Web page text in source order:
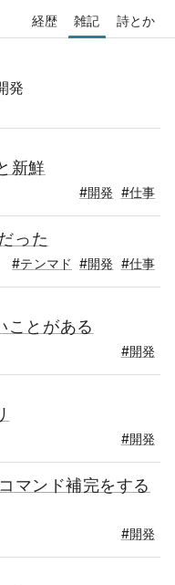
経歴 雑記 詩とか
発
新鮮
#開発 #仕事
った
#テンマド #開発 #仕事
ことがある
#開発
#開発
マンド補完をする
#開発